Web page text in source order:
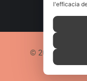
© 2026
l'efficacia